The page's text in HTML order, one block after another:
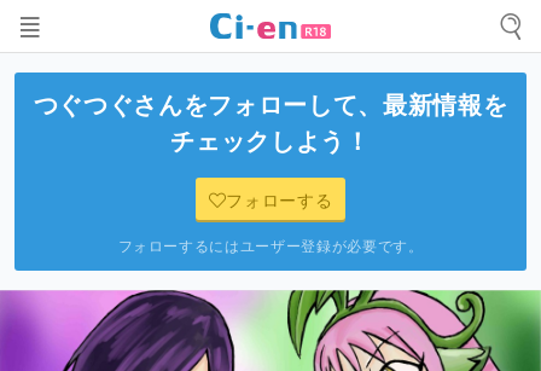
つぐつぐさんをフォローして、最新情報を
チェックしよう！
フォローする
フォローするにはユーザー登録が必要です。